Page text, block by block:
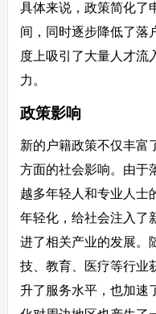
具体来说，政策简化了
间，同时逐步降低了落
度上吸引了大量人才流
力。
政策影响
新的户籍政策不仅丰富
方面的社会影响。由于
越多年轻人和专业人士
年轻化，给社会注入了
进了相关产业的发展。
技、教育、医疗等行业
升了服务水平，也加速